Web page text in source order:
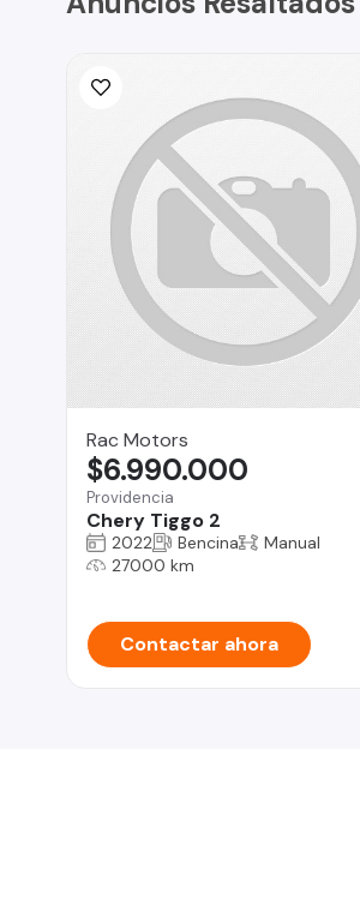
Rac Motors
Providencia
Chery Tiggo 2
$6.990.000
2022 Bencina
Manual
27000 km
Contactar ahora